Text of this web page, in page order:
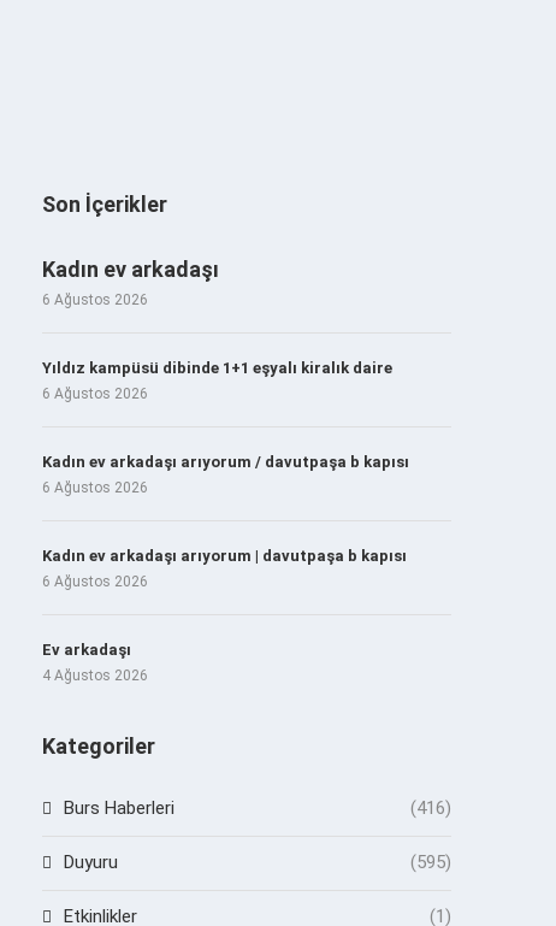
Son İçerikler
Kadın ev arkadaşı
6 Ağustos 2026
Yıldız kampüsü dibinde 1+1 eşyalı kiralık daire
6 Ağustos 2026
Kadın ev arkadaşı arıyorum / davutpaşa b kapısı
6 Ağustos 2026
Kadın ev arkadaşı arıyorum | davutpaşa b kapısı
6 Ağustos 2026
Ev arkadaşı
4 Ağustos 2026
Kategoriler
Burs Haberleri (416)
Duyuru (595)
Etkinlikler (1)